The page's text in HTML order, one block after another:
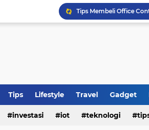
Tips Membeli Office
WhatsApp Siapkan
Tips Lifestyle Travel Gadget
investasi iot teknologi